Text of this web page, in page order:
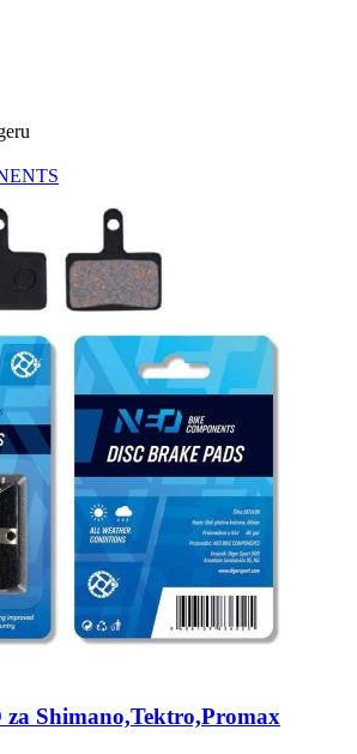
za Shimano,Tektro,Promax